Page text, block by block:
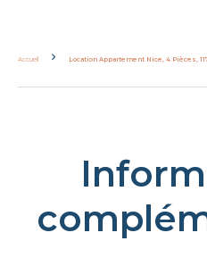
Accueil Location Appartement Nice, 4 Pièces,